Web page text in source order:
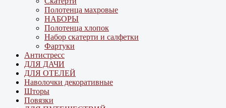
Полотенца махровые
НАБОРЫ
Полотенца хлопок
Набор скатерти и салфетки
Фартуки
Антистресс
ДЛЯ ДАЧИ
ДЛЯ ОТЕЛЕЙ
Наволочки декоративные
Шторы
Повязки